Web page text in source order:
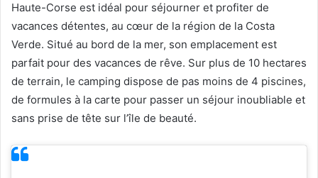
Haute-Corse est idéal pour séjourner et profiter de
vacances détentes, au cœur de la région de la Costa
Verde. Situé au bord de la mer, son emplacement est
parfait pour des vacances de rêve. Sur plus de 10 hectares
de terrain, le camping dispose de pas moins de 4 piscines,
de formules à la carte pour passer un séjour inoubliable et
sans prise de tête sur l’île de beauté.